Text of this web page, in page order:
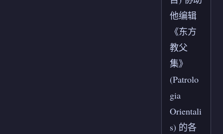
他编辑
《东方
教父
集》
(Patrolo
gia
Orientali
s) 的各